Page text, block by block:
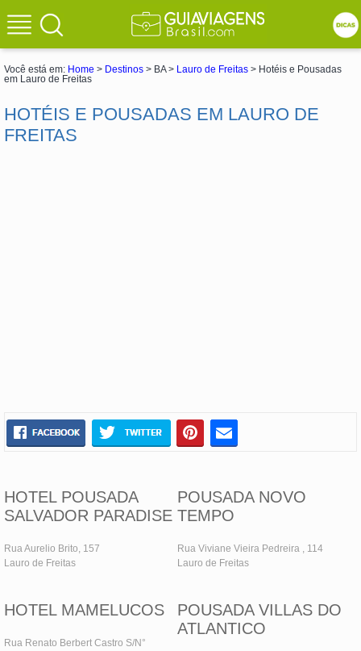
Você está em: Home > Destinos > BA > Lauro de Freitas > Hotéis e Pousadas
em Lauro de Freitas
HOTÉIS E POUSADAS EM LAURO DE
FREITAS
HOTEL POUSADA
SALVADOR PARADISE
Rua Aurelio Brito, 157
Lauro de Freitas
POUSADA NOVO
TEMPO
Rua Viviane Vieira Pedreira , 114
Lauro de Freitas
HOTEL MAMELUCOS
Rua Renato Berbert Castro S/N°
POUSADA VILLAS DO
ATLANTICO